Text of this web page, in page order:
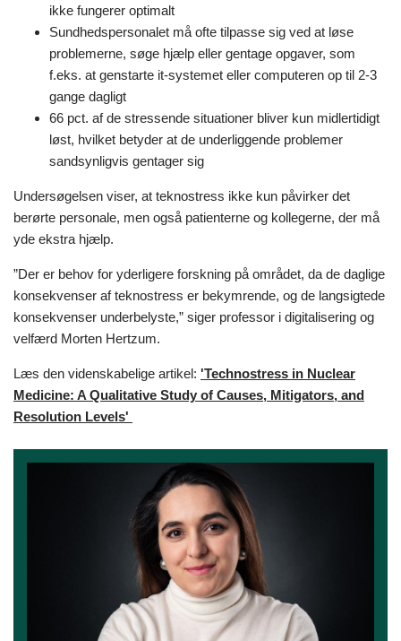
ikke fungerer optimalt
Sundhedspersonalet må ofte tilpasse sig ved at løse
problemerne, søge hjælp eller gentage opgaver, som
f.eks. at genstarte it-systemet eller computeren op til 2-3
gange dagligt
66 pct. af de stressende situationer bliver kun midlertidigt
løst, hvilket betyder at de underliggende problemer
sandsynligvis gentager sig
Undersøgelsen viser, at teknostress ikke kun påvirker det
berørte personale, men også patienterne og kollegerne, der må
yde ekstra hjælp.
”Der er behov for yderligere forskning på området, da de daglige
konsekvenser af teknostress er bekymrende, og de langsigtede
konsekvenser underbelyste,” siger professor i digitalisering og
velfærd Morten Hertzum.
Læs den videnskabelige artikel: 'Technostress in Nuclear
Medicine: A Qualitative Study of Causes, Mitigators, and
Resolution Levels'